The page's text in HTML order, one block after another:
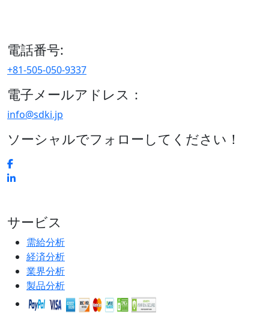
電話番号:
+81-505-050-9337
電子メールアドレス：
info@sdki.jp
ソーシャルでフォローしてください！
サービス
需給分析
経済分析
業界分析
製品分析